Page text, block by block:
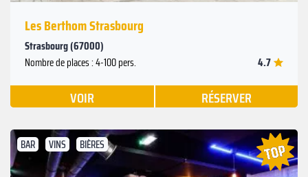
Les Berthom Strasbourg
Strasbourg (67000)
Nombre de places : 4-100 pers. 4.7
VOIR RÉSERVER
BAR VINS BIÈRES